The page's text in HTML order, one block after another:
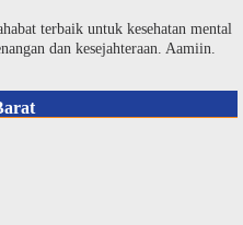
terbaik untuk kesehatan mental
dan kesejahteraan. Aamiin.